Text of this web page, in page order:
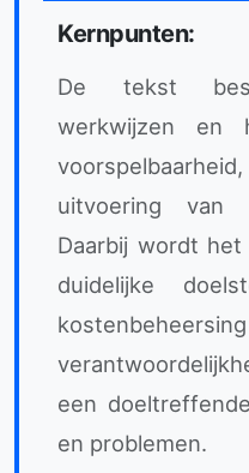
Kernpunten:
De tekst
werkwijzen en
uitvoering van
Daarbij wordt
duidelijke
een
en problemen.